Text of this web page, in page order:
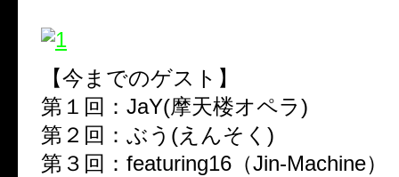
【今までのゲスト】
第１回： JaY(摩天楼オペラ)
第２回：ぶう (えんそく )
第３回： featuring16 （Jin-Machine）